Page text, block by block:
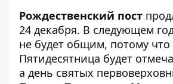
Рождественский пост
24 декабря. В следующем
не будет общим, потому что
Пятидесятница будет
а день святых